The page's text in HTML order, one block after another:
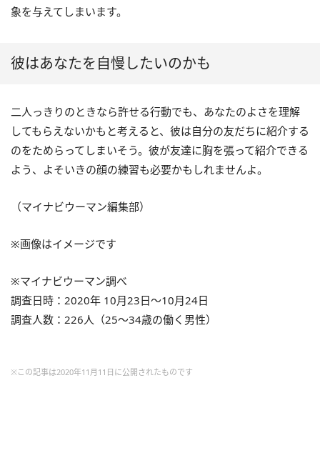
象を与えてしまいます。
彼はあなたを自慢したいのかも
二人っきりのときなら許せる行動でも、あなたのよさを理解
してもらえないかもと考えると、彼は自分の友だちに紹介する
のをためらってしまいそう。彼が友達に胸を張って紹介できる
よう、よそいきの顔の練習も必要かもしれませんよ。
（マイナビウーマン編集部）
※画像はイメージです
※マイナビウーマン調べ
調査日時：2020年 10月23日～10月24日
調査人数：226人（25～34歳の働く男性）
※この記事は2020年11月11日に公開されたものです